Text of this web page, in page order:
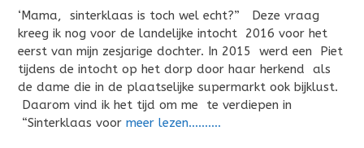
‘Mama, sinterklaas is toch wel echt?” Deze vraag
kreeg ik nog voor de landelijke intocht 2016 voor het
eerst van mijn zesjarige dochter. In 2015 werd een Piet
tijdens de intocht op het dorp door haar herkend als
de dame die in de plaatselijke supermarkt ook bijklust.
Daarom vind ik het tijd om me te verdiepen in
“Sinterklaas voor meer lezen……….